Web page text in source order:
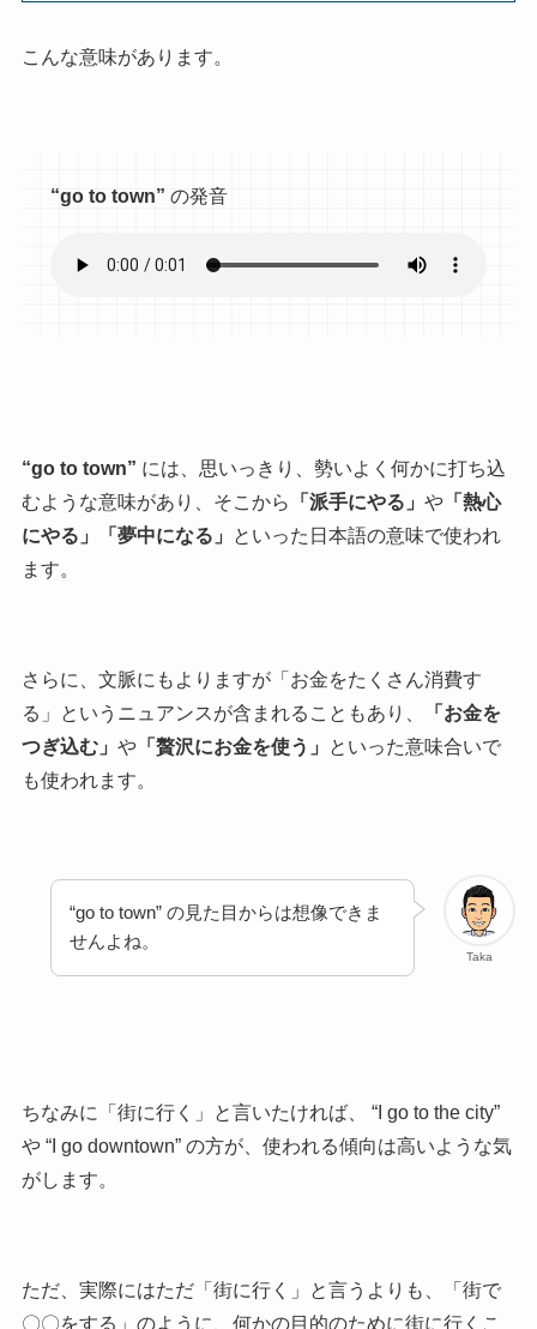
こんな意味があります。
“go to town” の発音
“go to town” には、思いっきり、勢いよく何かに打ち込
むような意味があり、そこから
「派手にやる」 や「熱心
にやる」「夢中になる」
といった日本語の意味で使われ
ます。
さらに、文脈にもよりますが「お金をたくさん消費す
る」というニュアンスが含まれることもあり、
「お金を
つぎ込む」 や「贅沢にお金を使う」
といった意味合いで
も使われます。
Taka
“go to town” の見た目からは想像できま
せんよね。
ちなみに「街に行く」と言いたければ、 “I go to the city”
や “I go downtown” の方が、使われる傾向は高いような気
がします。
ただ、実際にはただ「街に行く」と言うよりも、「街で
〇〇をする」のように、何かの目的のために街に行くこ